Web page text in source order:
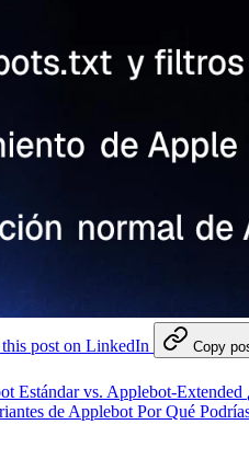
this post on LinkedIn Copy
Estándar vs. Applebot-Extended
de Applebot Por Qué